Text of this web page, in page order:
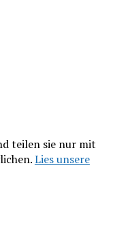
teilen sie nur mit
Lies unsere